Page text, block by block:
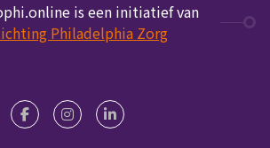
is een initiatief van
Philadelphia Zorg